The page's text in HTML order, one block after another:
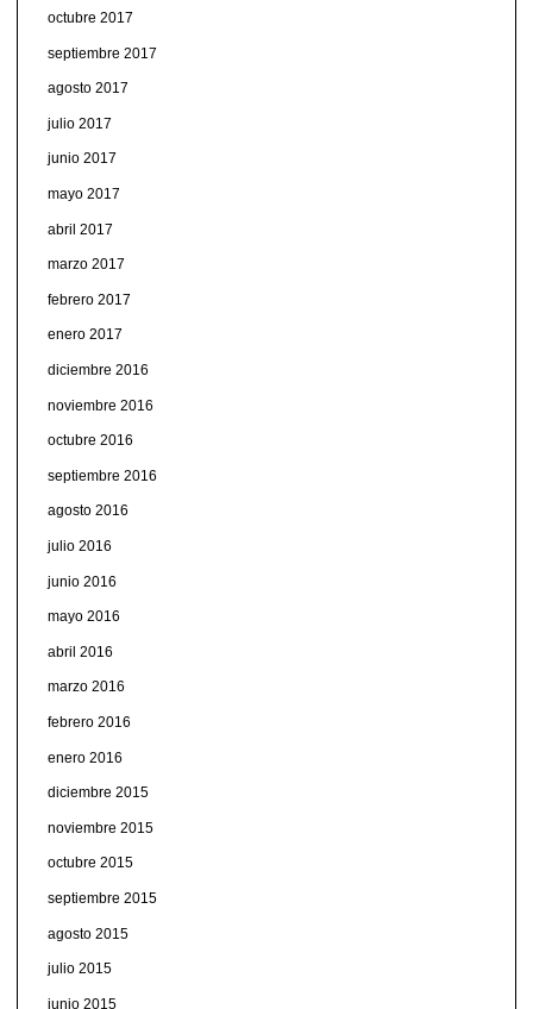
octubre 2017
septiembre 2017
agosto 2017
julio 2017
junio 2017
mayo 2017
abril 2017
marzo 2017
febrero 2017
enero 2017
diciembre 2016
noviembre 2016
octubre 2016
septiembre 2016
agosto 2016
julio 2016
junio 2016
mayo 2016
abril 2016
marzo 2016
febrero 2016
enero 2016
diciembre 2015
noviembre 2015
octubre 2015
septiembre 2015
agosto 2015
julio 2015
junio 2015